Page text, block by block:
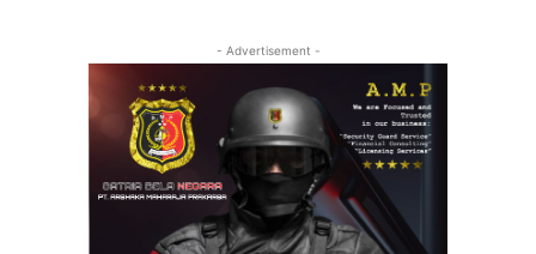
- Advertisement -